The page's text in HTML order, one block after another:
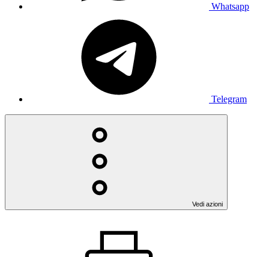
Whatsapp
Telegram
Vedi azioni